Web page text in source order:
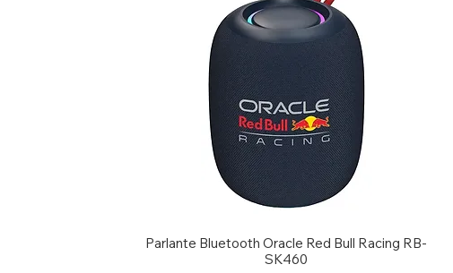
Parlante Bluetooth Oracle Red Bull Racing RB-
SK460